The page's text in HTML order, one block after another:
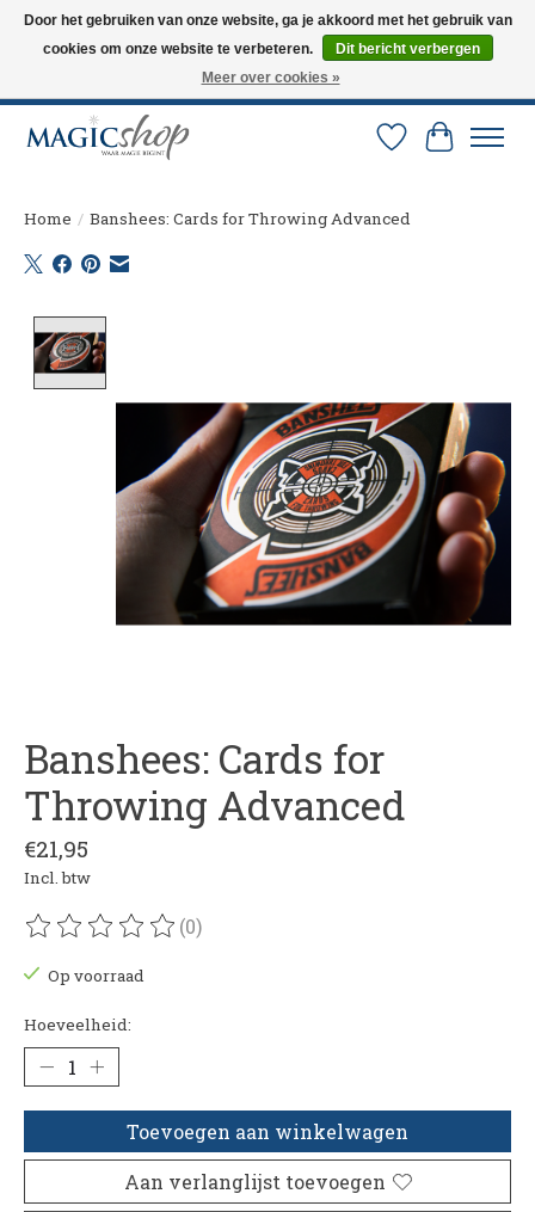
Altijd de nieuwste trucs op voorraad. Snelle verzending via PostNL en DHL.
Langskomen in onze winkel? Bel of mail om een afspraak te maken. 0251-
Verlanglijst
Home / Banshees: Cards for Throwing Advanced
Banshees: Cards for
Throwing Advanced
€21,95
Incl. btw
De beoordeling van dit product is
(0)
Op voorraad
Hoeveelheid:
Toevoegen aan winkelwagen
Aan verlanglijst toevoegen
Door het gebruiken van onze website, ga je akkoord met het gebruik van
cookies om onze website te verbeteren.
Dit bericht verbergen
Meer over cookies »